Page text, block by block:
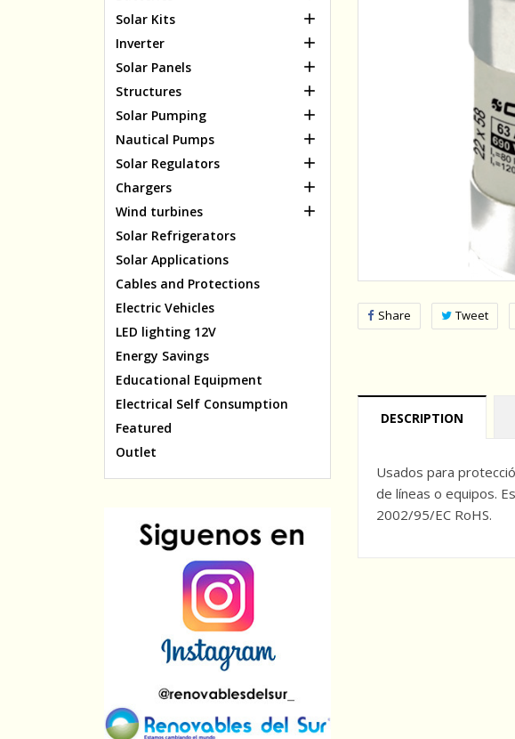
Solar Kits 
Inverter 
Solar Panels 
Structures 
Solar Pumping 
Nautical Pumps 
Solar Regulators 
Chargers 
Wind turbines 
Solar Refrigerators
Solar Applications
Cables and Protections
Electric Vehicles
LED lighting 12V
Energy Savings
Educational Equipment
Electrical Self Consumption
Featured
Outlet
Share Tweet
DESCRIPTION
Usados para
de lí­neas o equipos.
2002/95/EC RoHS.